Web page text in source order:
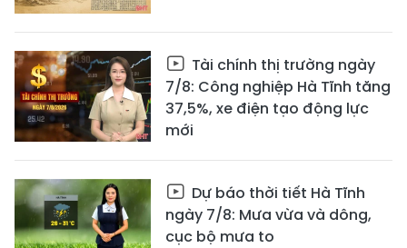
Tài chính thị trường ngày
7/8: Công nghiệp Hà Tĩnh tăng
37,5%, xe điện tạo động lực
mới
Dự báo thời tiết Hà Tĩnh
ngày 7/8: Mưa vừa và dông,
cục bộ mưa to